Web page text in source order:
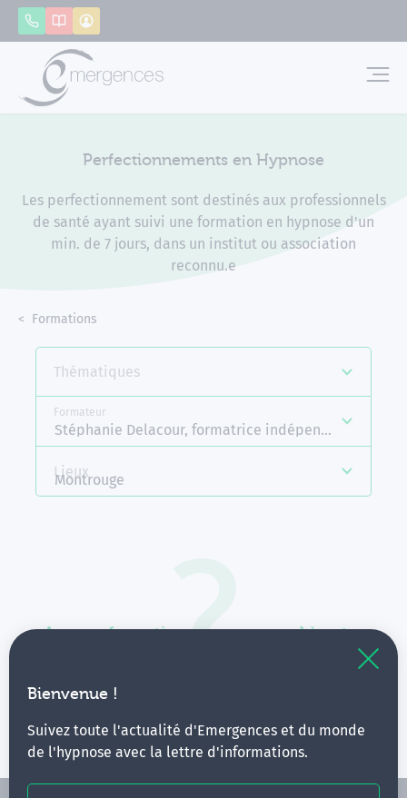
Bienvenue !
Suivez toute l'actualité d'Emergences et du monde
de l'hypnose avec la lettre d'informations.
AppelerCatalogue
Perfectionnements en Hypnose
Les perfectionnement sont destinés aux professionnels
de santé ayant suivi une formation en hypnose d'un
min. de 7 jours, dans un institut ou association
reconnu.e
Accueil
Formations
Thématiques
Formateur
Stéphanie Delacour, formatrice indépendante
Lieux
Montrouge
Aucune formation ne correspond à votre
Vous pouvez renouveler votre requête en élargissant
Panneau de gestion des cookies